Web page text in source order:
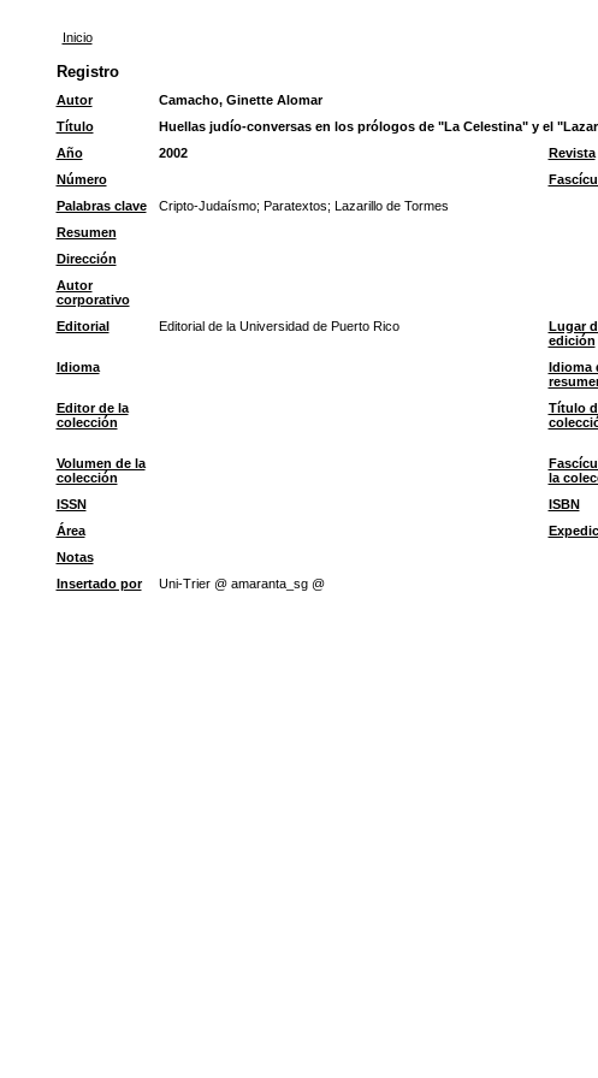
Inicio
Registro
Autor
Camacho, Ginette Alomar
Título
Huellas judío-conversas en los prólogos de "La Celestina" y el
Año
2002 Revista
Número
Palabras clave
Cripto-Judaísmo; Paratextos; Lazarillo de Tormes
Resumen
Dirección
Autor
corporativo
Editorial Editorial de la Universidad de Puerto Rico
Lugar
edición
Idioma
Idioma
Editor de la
colección
Título
Volumen de la
colección
la
ISSN ISBN
Área
Notas
Insertado por
Uni-Trier @ amaranta_sg @